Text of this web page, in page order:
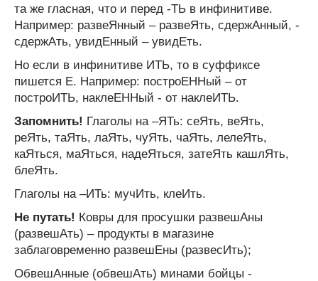
та же гласная, что и перед -ТЬ в инфинитиве.
Например: развеЯнный – развеЯть, сдержАнный, -
сдержАть, увидЕнный – увидЕть.
Но если в инфинитиве ИТЬ, то в суффиксе
пишется Е. Например: построЕННый – от
построИТЬ, наклеЕННый - от наклеИТЬ.
Запомнить! Глаголы на –ЯТь: сеЯть, веЯть,
реЯть, таЯть, лаЯть, чуЯть, чаЯть, лелеЯть,
каЯться, маЯться, надеЯться, затеЯть кашлЯть,
блеЯть.
Глаголы на –ИТь: мучИть, клеИть.
Не путать! Ковры для просушки развешАны
(развешАть) – продукты в магазине
заблаговременно развешЕны (развесИть);
ОбвешАнные (обвешАть) минами бойцы -